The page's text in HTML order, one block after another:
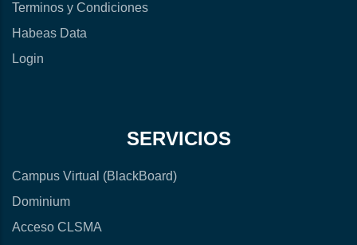
Terminos y Condiciones
Habeas Data
Login
SERVICIOS
Campus Virtual (BlackBoard)
Dominium
Acceso CLSMA